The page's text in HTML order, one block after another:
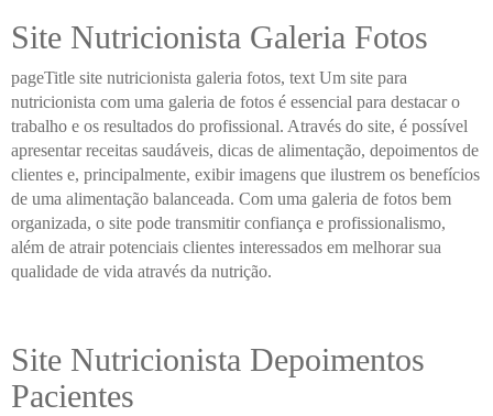
Site Nutricionista Galeria Fotos
pageTitle site nutricionista galeria fotos, text Um site para
nutricionista com uma galeria de fotos é essencial para destacar o
trabalho e os resultados do profissional. Através do site, é possível
apresentar receitas saudáveis, dicas de alimentação, depoimentos de
clientes e, principalmente, exibir imagens que ilustrem os benefícios
de uma alimentação balanceada. Com uma galeria de fotos bem
organizada, o site pode transmitir confiança e profissionalismo,
além de atrair potenciais clientes interessados em melhorar sua
qualidade de vida através da nutrição.
Site Nutricionista Depoimentos
Pacientes